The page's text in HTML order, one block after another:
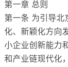
第一章 总则
第一条 为引导北
化、新颖化方向
小企业创新能力
和产业链现代化